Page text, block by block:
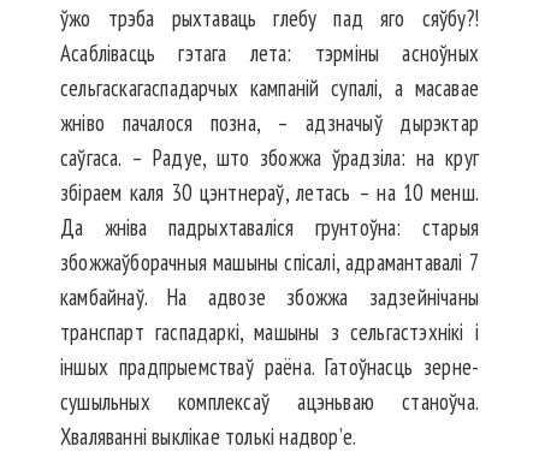
ўжо трэба рыхтаваць глебу пад яго сяўбу?!
Асаблівасць гэтага лета: тэрміны асноўных
сельгаскагаспадарчых кампаній супалі, а масавае
жніво пачалося позна, – адзначыў дырэктар
саўгаса. – Радуе, што збожжа ўрадзіла: на круг
збіраем каля 30 цэнтнераў, летась – на 10 менш.
Да жніва падрыхтаваліся грунтоўна: старыя
збожжаўборачныя машыны спісалі, адрамантавалі 7
кам­бай­наў. На адвозе збожжа задзей­нічаны
транспарт гаспадаркі, машыны з сельгастэхнікі і
іншых прад­прыемстваў раёна. Гатоўнасць зерне­­­
сушыль­ных комплексаў ацэнь­ваю станоўча.
Хваляванні выклі­­кае толькі надвор’е.